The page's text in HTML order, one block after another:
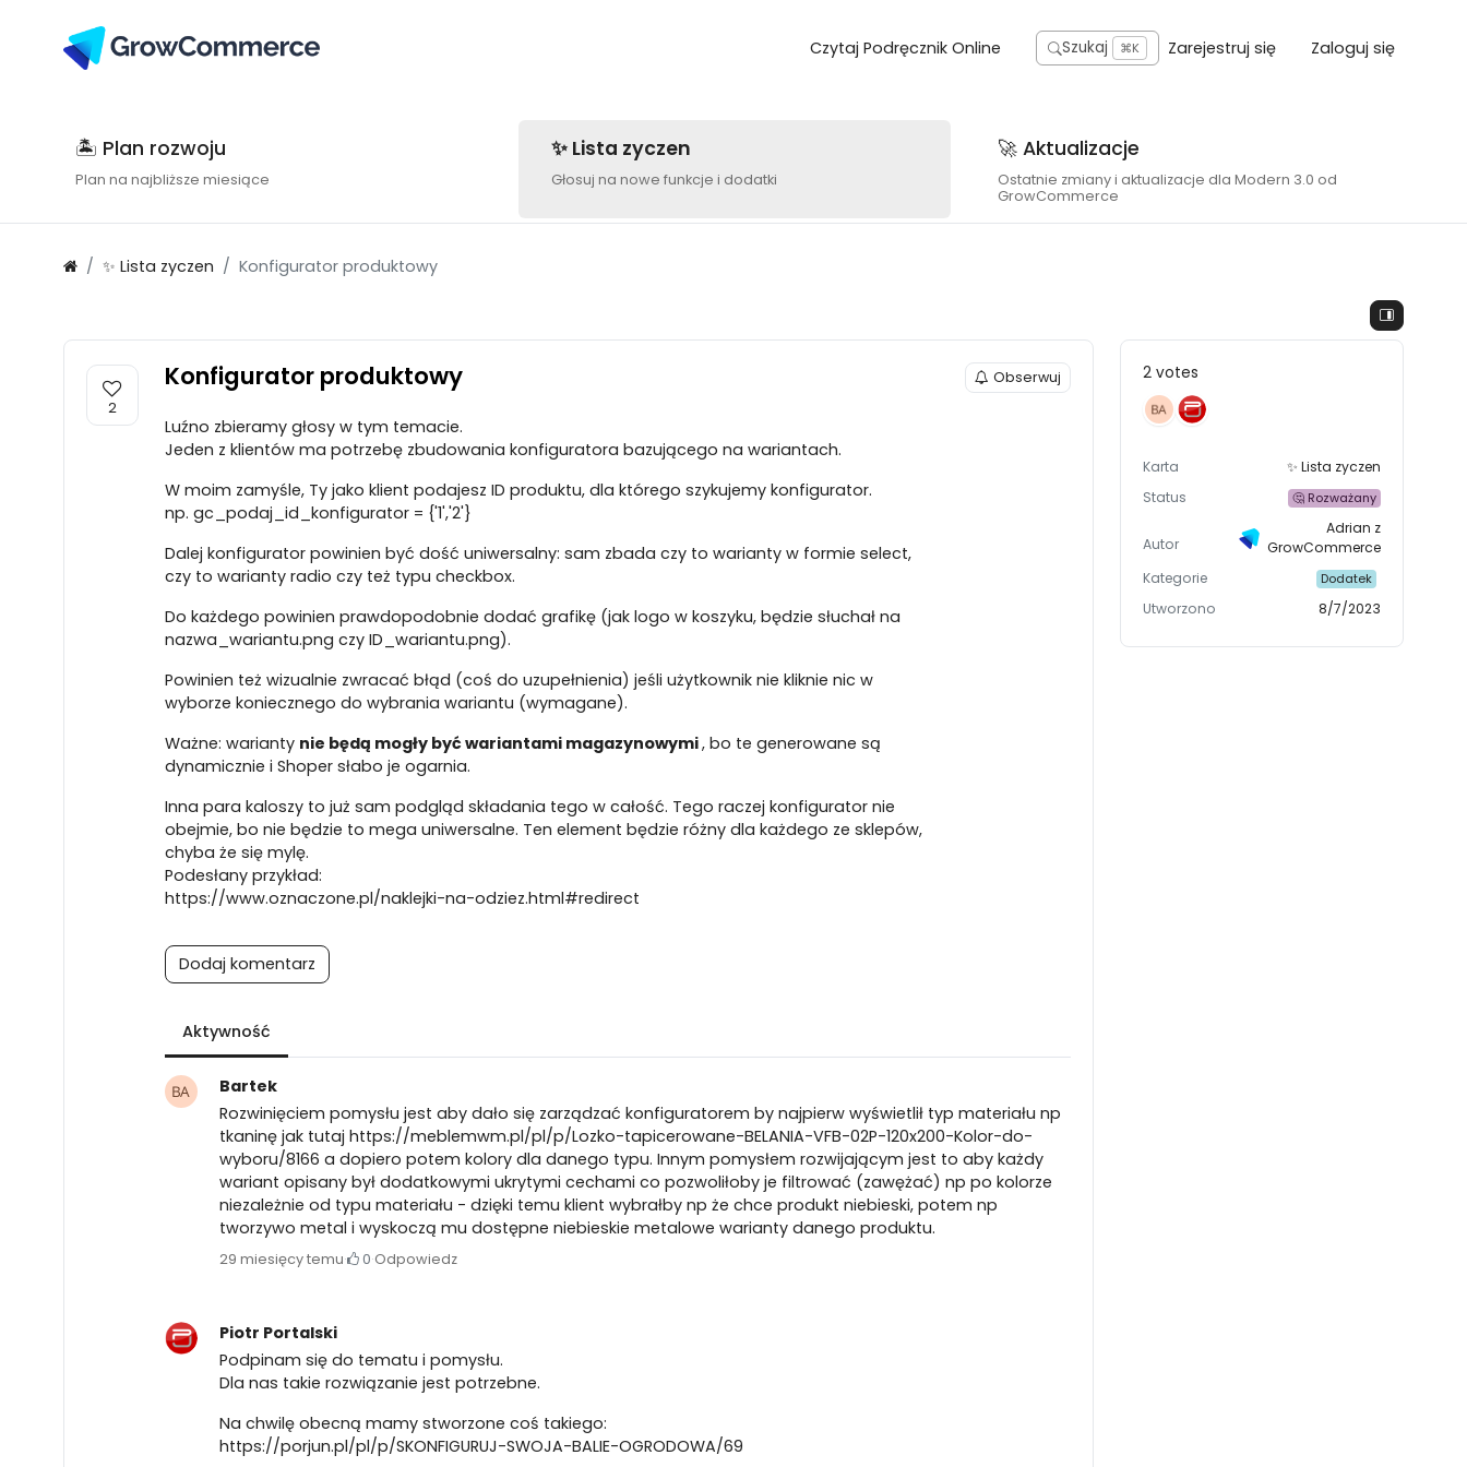
Czytaj Podręcznik Online Szukaj ⌘K Zarejestruj się Zaloguj się
🏝 Plan rozwoju
Plan na najbliższe miesiące
✨ Lista zyczen
Głosuj na nowe funkcje i dodatki
🚀 Aktualizacje
Ostatnie zmiany i aktualizacje dla Modern 3.0 od
GrowCommerce
✨ Lista zyczen Konfigurator produktowy
2
Konfigurator produktowy Obserwuj
Luźno zbieramy głosy w tym temacie.
Jeden z klientów ma potrzebę zbudowania konfiguratora bazującego na wariantach.
W moim zamyśle, Ty jako klient podajesz ID produktu, dla którego szykujemy konfigurator.
np. gc_podaj_id_konfigurator = {'1','2'}
Dalej konfigurator powinien być dość uniwersalny: sam zbada czy to warianty w formie select,
czy to warianty radio czy też typu checkbox.
Do każdego powinien prawdopodobnie dodać grafikę (jak logo w koszyku, będzie słuchał na
nazwa_wariantu.png czy ID_wariantu.png).
Powinien też wizualnie zwracać błąd (coś do uzupełnienia) jeśli użytkownik nie kliknie nic w
wyborze koniecznego do wybrania wariantu (wymagane).
Ważne: warianty nie będą mogły być wariantami magazynowymi, bo te generowane są
dynamicznie i Shoper słabo je ogarnia.
Inna para kaloszy to już sam podgląd składania tego w całość. Tego raczej konfigurator nie
obejmie, bo nie będzie to mega uniwersalne. Ten element będzie różny dla każdego ze sklepów,
chyba że się mylę.
Podesłany przykład:
https://www.oznaczone.pl/naklejki-na-odziez.html#redirect
Dodaj komentarz
Aktywność
Bartek
Rozwinięciem pomysłu jest aby dało się zarządzać konfiguratorem by najpierw wyświetlił typ materiału np
tkaninę jak tutaj https://meblemwm.pl/pl/p/Lozko-tapicerowane-BELANIA-VFB-02P-120x200-Kolor-do-
wyboru/8166 a dopiero potem kolory dla danego typu. Innym pomysłem rozwijającym jest to aby każdy
wariant opisany był dodatkowymi ukrytymi cechami co pozwoliłoby je filtrować (zawężać) np po kolorze
niezależnie od typu materiału - dzięki temu klient wybrałby np że chce produkt niebieski, potem np
tworzywo metal i wyskoczą mu dostępne niebieskie metalowe warianty danego produktu.
29 miesięcy temu· 0·Odpowiedz
Piotr Portalski
Podpinam się do tematu i pomysłu.
Dla nas takie rozwiązanie jest potrzebne.
Na chwilę obecną mamy stworzone coś takiego:
https://porjun.pl/pl/p/SKONFIGURUJ-SWOJA-BALIE-OGRODOWA/69
2 votes
Karta
✨ Lista zyczen
Status
🤔 Rozważany
Autor
Adrian z
GrowCommerce
Kategorie
Dodatek
Utworzono 8/7/2023